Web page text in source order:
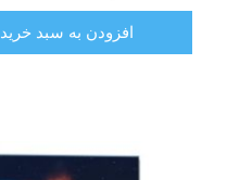
افزودن به سبد خرید